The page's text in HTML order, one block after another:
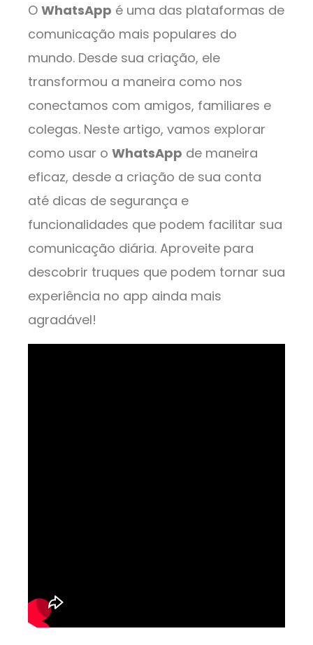
O WhatsApp é uma das plataformas de
comunicação mais populares do
mundo. Desde sua criação, ele
transformou a maneira como nos
conectamos com amigos, familiares e
colegas. Neste artigo, vamos explorar
como usar o WhatsApp de maneira
eficaz, desde a criação de sua conta
até dicas de segurança e
funcionalidades que podem facilitar sua
comunicação diária. Aproveite para
descobrir truques que podem tornar sua
experiência no app ainda mais
agradável!